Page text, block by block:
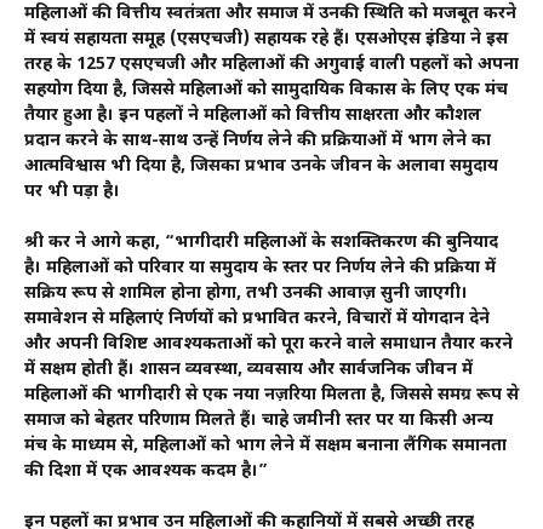
महिलाओं की वित्तीय स्वतंत्रता और समाज में उनकी स्थिति को मजबूत करने
में स्वयं सहायता समूह (एसएचजी) सहायक रहे हैं। एसओएस इंडिया ने इस
तरह के 1257 एसएचजी और महिलाओं की अगुवाई वाली पहलों को अपना
सहयोग दिया है, जिससे महिलाओं को सामुदायिक विकास के लिए एक मंच
तैयार हुआ है। इन पहलों ने महिलाओं को वित्तीय साक्षरता और कौशल
प्रदान करने के साथ-साथ उन्हें निर्णय लेने की प्रक्रियाओं में भाग लेने का
आत्मविश्वास भी दिया है, जिसका प्रभाव उनके जीवन के अलावा समुदाय
पर भी पड़ा है।
श्री कर ने आगे कहा, “भागीदारी महिलाओं के सशक्तिकरण की बुनियाद
है। महिलाओं को परिवार या समुदाय के स्तर पर निर्णय लेने की प्रक्रिया में
सक्रिय रूप से शामिल होना होगा, तभी उनकी आवाज़ सुनी जाएगी।
समावेशन से महिलाएं निर्णयों को प्रभावित करने, विचारों में योगदान देने
और अपनी विशिष्ट आवश्यकताओं को पूरा करने वाले समाधान तैयार करने
में सक्षम होती हैं। शासन व्यवस्था, व्यवसाय और सार्वजनिक जीवन में
महिलाओं की भागीदारी से एक नया नज़रिया मिलता है, जिससे समग्र रूप से
समाज को बेहतर परिणाम मिलते हैं। चाहे जमीनी स्तर पर या किसी अन्य
मंच के माध्यम से, महिलाओं को भाग लेने में सक्षम बनाना लैंगिक समानता
की दिशा में एक आवश्यक कदम है।”
इन पहलों का प्रभाव उन महिलाओं की कहानियों में सबसे अच्छी तरह